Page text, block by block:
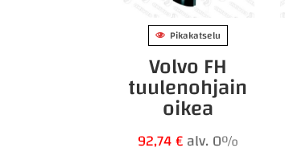
Pikakatselu
Volvo FH
tuulenohjain
oikea
92,74€alv. 0%